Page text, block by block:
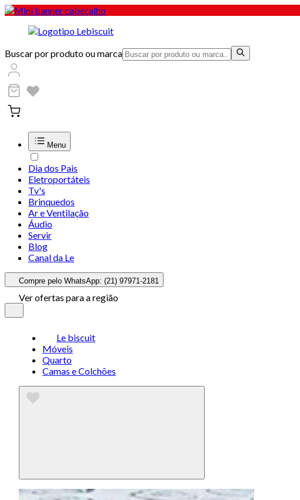
Buscar por produto ou marca
Menu
Dia dos Pais
Eletroportáteis
Tv's
Brinquedos
Ar e Ventilação
Áudio
Servir
Blog
Canal da Le
Compre pelo WhatsApp: (21) 97971-2181
Ver ofertas para a região
Le biscuit
Móveis
Quarto
Camas e Colchões